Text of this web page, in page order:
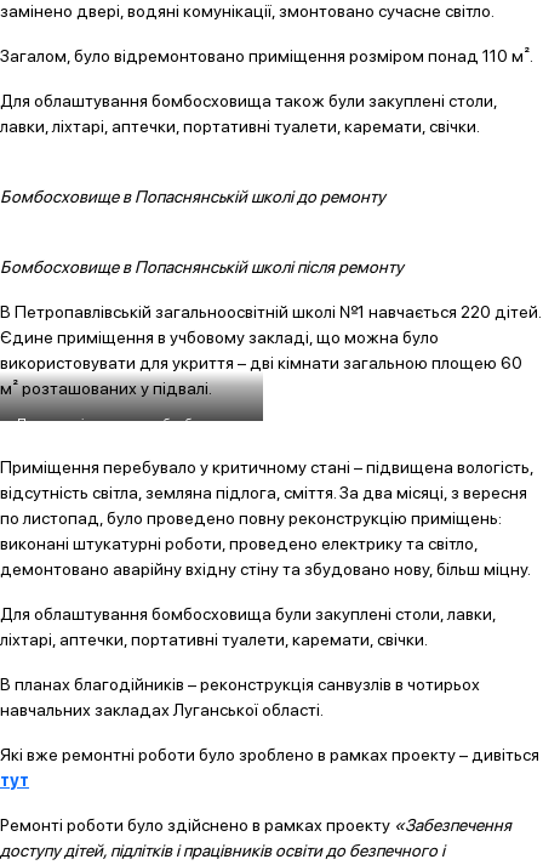
замінено двері, водяні комунікації, змонтовано сучасне світло.
Загалом, було відремонтовано приміщення розміром понад 110 м².
Для облаштування бомбосховища також були закуплені столи,
лавки, ліхтарі, аптечки, портативні туалети, каремати, свічки.
Бомбосховище в Попаснянській школі до ремонту
Бомбосховище в Попаснянській школі після ремонту
В Петропавлівській загальноосвітній школі №1 навчається 220 дітей.
Єдине приміщення в учбовому закладі, що можна було
використовувати для укриття – дві кімнати загальною площею 60
м² розташованих у підвалі.
Петропавлівська школа, бомбосховище
Приміщення перебувало у критичному стані – підвищена вологість,
відсутність світла, земляна підлога, сміття. За два місяці, з вересня
по листопад, було проведено повну реконструкцію приміщень:
виконані штукатурні роботи, проведено електрику та світло,
демонтовано аварійну вхідну стіну та збудовано нову, більш міцну.
Для облаштування бомбосховища були закуплені столи, лавки,
ліхтарі, аптечки, портативні туалети, каремати, свічки.
В планах благодійників – реконструкція санвузлів в чотирьох
навчальних закладах Луганської області.
Які вже ремонтні роботи було зроблено в рамках проекту – дивіться
тут
Ремонті роботи було здійснено в рамках проекту «Забезпечення
доступу дітей, підлітків і працівників освіти до безпечного і